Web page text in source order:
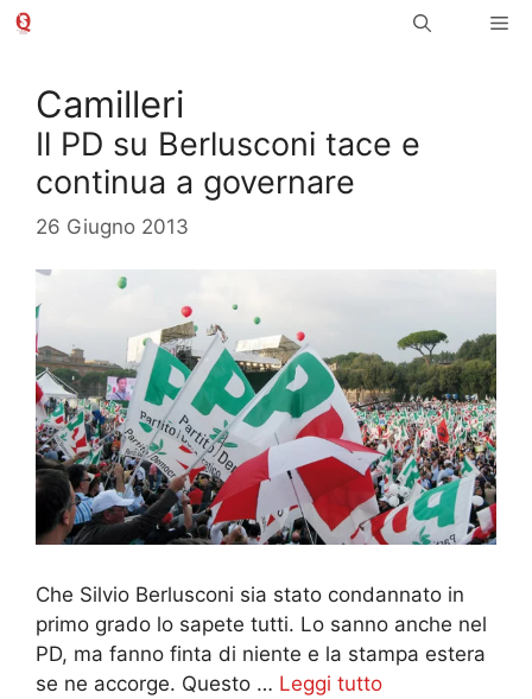
Vai
Camilleri
Il PD su Berlusconi tace e
continua a governare
26 Giugno 2013
Che Silvio Berlusconi sia stato condannato in
primo grado lo sapete tutti. Lo sanno anche nel
PD, ma fanno finta di niente e la stampa estera
se ne accorge. Questo … Leggi tutto